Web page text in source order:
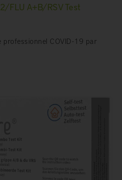
FLU A+B/RSV Test
professionnel COVID-19 par